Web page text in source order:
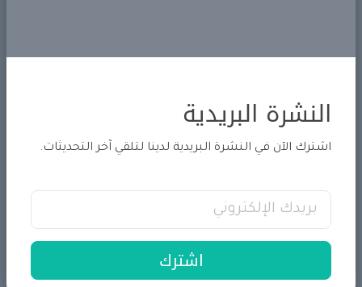
عمر الباقر
Field of Experties
النشرة البريدية
اشترك الآن في النشرة البريدية لدينا لتلقي آخر التحديثات.
اشترك